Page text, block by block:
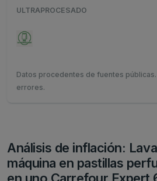
ULTRAPROCESADO
Datos procedentes de fuentes
errores.
Análisis de inflación:
máquina en pastillas